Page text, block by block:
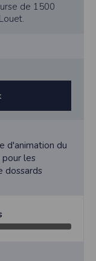
de 1500
d'animation du
les
dossards